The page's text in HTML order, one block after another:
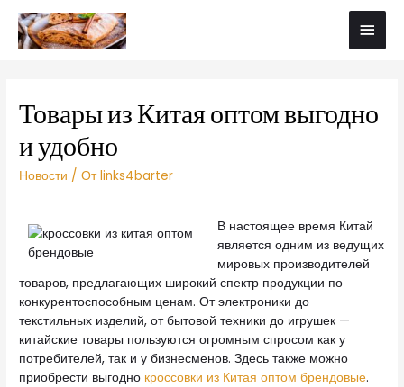
Товары из Китая оптом выгодно
и удобно
Новости / От links4barter
В настоящее время Китай
является одним из ведущих
мировых производителей
товаров, предлагающих широкий спектр продукции по
конкурентоспособным ценам. От электроники до
текстильных изделий, от бытовой техники до игрушек —
китайские товары пользуются огромным спросом как у
потребителей, так и у бизнесменов. Здесь также можно
приобрести выгодно кроссовки из Китая оптом брендовые.